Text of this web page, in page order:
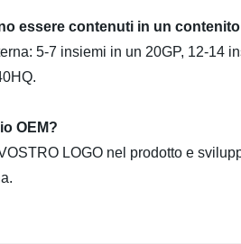
essere contenuti in un
5-7 insiemi in un 20GP, 12-14
OEM?
LOGO nel prodotto e